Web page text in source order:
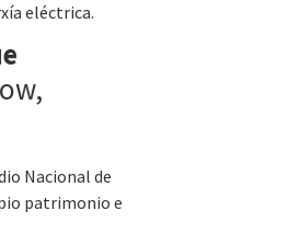
eléctrica.
Nacional de
patrimonio e